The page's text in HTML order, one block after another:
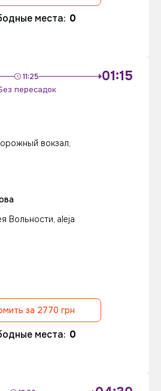
места: 0
11:25
пересадок
01:15
вокзал,
Вольности, aleja
за 2770 грн
места: 0